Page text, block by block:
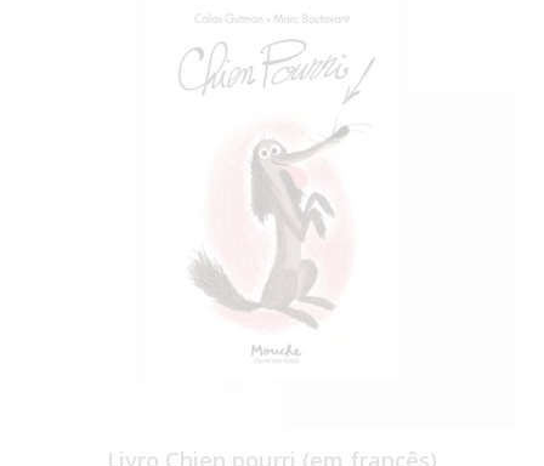
Livro Chien pourri (em francês)